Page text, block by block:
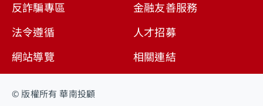
反詐騙專區
金融友善服務
法令遵循
人才招募
網站導覽
相關連結
© 版權所有 華南投顧